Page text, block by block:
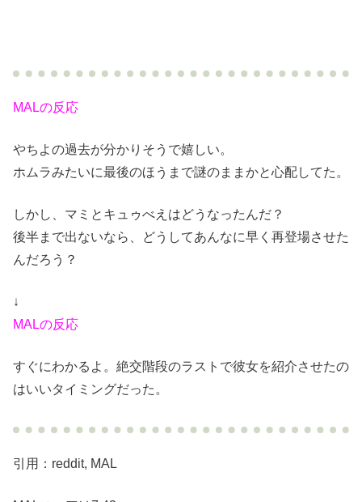
MALの反応
やちよの過去が分かりそうで嬉しい。
ホムラみたいに最後のほうまで謎のままかと心配してた。
しかし、マミとキュゥべえはどうなったんだ？
後半まで出ないなら、どうしてあんなに早く再登場させた
んだろう？
↓
MALの反応
すぐにわかるよ。絶交階段のラストで彼女を紹介させたの
はいいタイミングだった。
引用：reddit, MAL